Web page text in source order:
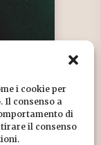
i cookie per
Il consenso a
di
il consenso